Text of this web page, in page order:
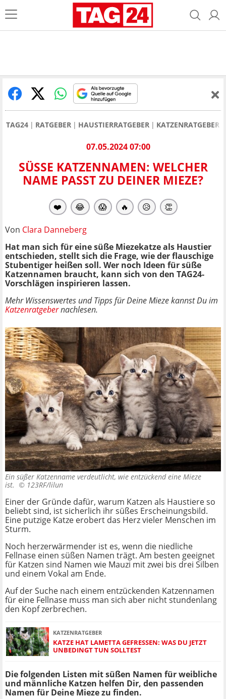
TAG24 RATGEBER HAUSTIERRATGEBER KATZENRATGEBER
07.05.2024 07:00
SÜSSE KATZENNAMEN: WELCHER N
AME PASST ZU DEINER MIEZE?
❤️ 😂 😱 🔥 😥 👏
Von Clara Danneberg
Hat man sich für eine süße Miezekatze als Haustier
entschieden, stellt sich die Frage, wie der flauschige
Stubentiger heißen soll. Wer noch Ideen für süße
Katzennamen braucht, kann sich von den TAG24-
Vorschlägen inspirieren lassen.
Mehr Wissenswertes und Tipps für Deine Mieze kannst Du im
Katzenratgebernachlesen.
Ein süßer Katzenname verdeutlicht, wie entzückend eine Mieze
ist. © 123RF/lilun
Einer der Gründe dafür, warum Katzen als Haustiere so
beliebt sind, ist sicherlich ihr süßes Erscheinungsbild.
Eine putzige Katze erobert das Herz vieler Menschen im
Sturm.
Noch herzerwärmender ist es, wenn die niedliche
Fellnase einen süßen Namen trägt. Am besten geeignet
für Katzen sind Namen wie Mauzi mit zwei bis drei Silben
und einem Vokal am Ende.
Auf der Suche nach einem entzückenden Katzennamen
für eine Fellnase muss man sich aber nicht stundenlang
den Kopf zerbrechen.
KATZENRATGEBER
KATZE HAT LAMETTA GEFRESSEN: WAS DU JETZT
UNBEDINGT TUN SOLLTEST
Die folgenden Listen mit süßen Namen für weibliche
und männliche Katzen helfen Dir, den passenden
Namen für Deine Mieze zu finden.